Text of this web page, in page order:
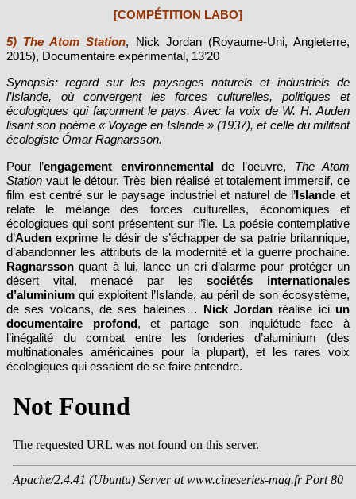
[COMPÉTITION LABO]
5) The Atom Station, Nick Jordan (Royaume-Uni, Angleterre,
2015), Documentaire expérimental, 13’20
Synopsis: regard sur les paysages naturels et industriels de
l’Islande, où convergent les forces culturelles, politiques et
écologiques qui façonnent le pays. Avec la voix de W. H. Auden
lisant son poème « Voyage en Islande » (1937), et celle du militant
écologiste Ómar Ragnarsson.
Pour l’engagement environnementalde l’oeuvre, The Atom
Station vaut le détour. Très bien réalisé et totalement immersif, ce
film est centré sur le paysage industriel et naturel de l’ Islandeet
relate
le mélange des forces culturelles, économiques et
écologiques qui sont présentent sur l’île. La poésie contemplative
d’Auden exprime le désir de s’échapper de sa patrie britannique,
d’abandonner les attributs de la modernité et la guerre prochaine.
Ragnarsson quant à lui, lance un cri d’alarme pour protéger un
désert vital, menacé par lessociétés internationales
d’aluminium qui exploitent l’Islande, au péril de son écosystème,
de ses volcans, de ses baleines… Nick Jordan réalise ici un
documentaire profond, et partage son inquiétude face à
l’inégalité du combat entre les fonderies d’aluminium (des
multinationales américaines pour la plupart), et les rares voix
écologiques qui essaient de se faire entendre.